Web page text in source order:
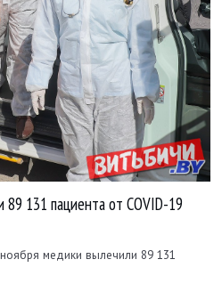
131 пациента от COVID-19
медики вылечили 89 131